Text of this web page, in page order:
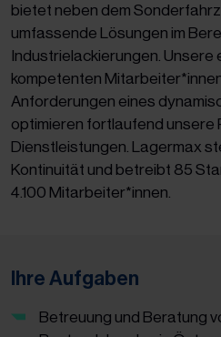
bietet neben dem
umfassende Lösungen im
Industrielackierungen. Unsere
kompetenten
Anforderungen eines
optimieren fortlaufend unsere
Dienstleistungen. Lagermax
Kontinuität und betreibt 85
4.100 Mitarbeiter*innen.
Ihre Aufgaben
Betreuung und Beratung